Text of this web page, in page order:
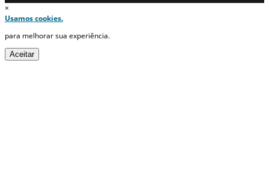
×
Usamos cookies.
para melhorar sua experiência.
Aceitar